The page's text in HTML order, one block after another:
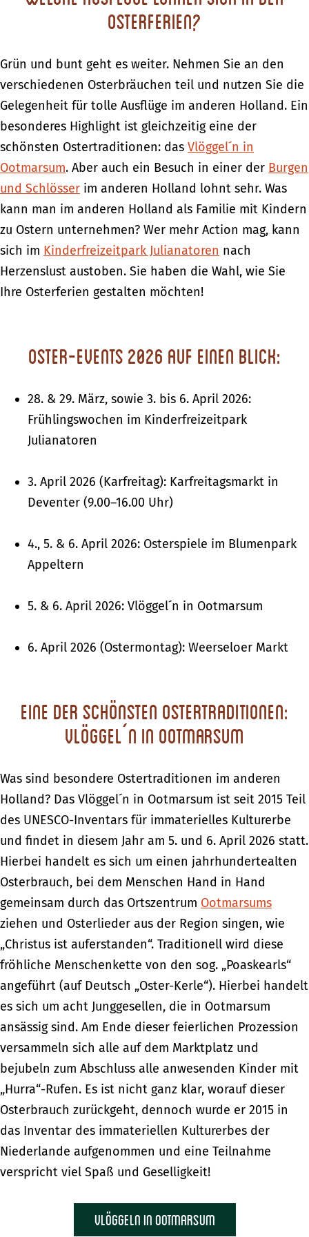
Osterferien?
Grün und bunt geht es weiter. Nehmen Sie an den
verschiedenen Osterbräuchen teil und nutzen Sie die
Gelegenheit für tolle Ausflüge im anderen Holland. Ein
besonderes Highlight ist gleichzeitig eine der
schönsten Ostertraditionen: das Vlöggel´n in
Ootmarsum. Aber auch ein Besuch in einer der Burgen
und Schlösser im anderen Holland lohnt sehr. Was
kann man im anderen Holland als Familie mit Kindern
zu Ostern unternehmen? Wer mehr Action mag, kann
sich im Kinderfreizeitpark Julianatoren nach
Herzenslust austoben. Sie haben die Wahl, wie Sie
Ihre Osterferien gestalten möchten!
Oster-Events 2026 auf einen Blick:
28. & 29. März, sowie 3. bis 6. April 2026:
Frühlingswochen im Kinderfreizeitpark
Julianatoren
3. April 2026 (Karfreitag): Karfreitagsmarkt in
Deventer (9.00–16.00 Uhr)
4., 5. & 6. April 2026: Osterspiele im Blumenpark
Appeltern
5. & 6. April 2026: Vlöggel´n in Ootmarsum
6. April 2026 (Ostermontag): Weerseloer Markt
Eine der schönsten Ostertraditionen:
Vlöggel´n in Ootmarsum
Was sind besondere Ostertraditionen im anderen
Holland? Das Vlöggel´n in Ootmarsum ist seit 2015 Teil
des UNESCO-Inventars für immaterielles Kulturerbe
und findet in diesem Jahr am 5. und 6. April 2026 statt.
Hierbei handelt es sich um einen jahrhundertealten
Osterbrauch, bei dem Menschen Hand in Hand
gemeinsam durch das Ortszentrum Ootmarsums
ziehen und Osterlieder aus der Region singen, wie
„Christus ist auferstanden“. Traditionell wird diese
fröhliche Menschenkette von den sog. „Poaskearls“
angeführt (auf Deutsch „Oster-Kerle“). Hierbei handelt
es sich um acht Junggesellen, die in Ootmarsum
ansässig sind. Am Ende dieser feierlichen Prozession
versammeln sich alle auf dem Marktplatz und
bejubeln zum Abschluss alle anwesenden Kinder mit
„Hurra“-Rufen. Es ist nicht ganz klar, worauf dieser
Osterbrauch zurückgeht, dennoch wurde er 2015 in
das Inventar des immateriellen Kulturerbes der
Niederlande aufgenommen und eine Teilnahme
verspricht viel Spaß und Geselligkeit!
Vlöggeln in Ootmarsum